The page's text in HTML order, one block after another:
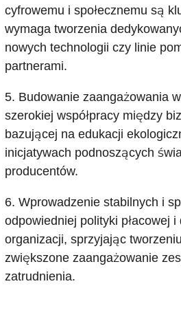
cyfrowemu i społecznemu są
wymaga tworzenia
nowych technologii czy linie
partnerami.
5. Budowanie zaangażowania
szerokiej współpracy między
bazującej na edukacji
inicjatywach podnoszących
producentów.
6. Wprowadzenie stabilnych i
odpowiedniej polityki płacowej
organizacji, sprzyjając
zwiększone zaangażowanie
zatrudnienia.